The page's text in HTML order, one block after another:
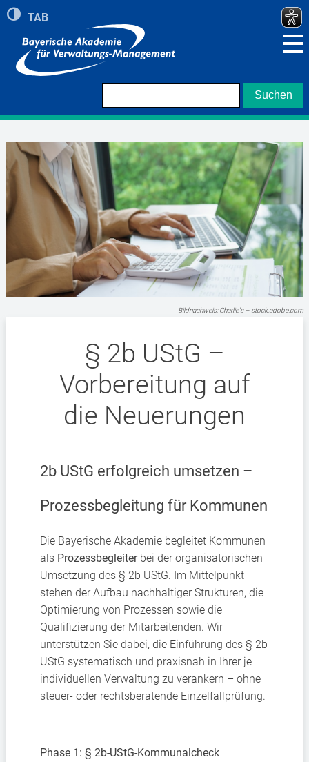
Umschalten auf hohe Kontraste
TAB
Zeigt roten Rand bei Navigation mit TAB Taste
Bildnachweis: Charlie's – stock.adobe.com
§ 2b UStG –
Vorbereitung auf
die Neuerungen
2b UStG erfolgreich umsetzen –
Prozessbegleitung für Kommunen
Die Bayerische Akademie begleitet Kommunen
als Prozessbegleiterbei der organisatorischen
Umsetzung des § 2b UStG. Im Mittelpunkt
stehen der Aufbau nachhaltiger Strukturen, die
Optimierung von Prozessen sowie die
Qualifizierung der Mitarbeitenden. Wir
unterstützen Sie dabei, die Einführung des § 2b
UStG systematisch und praxisnah in Ihrer je
individuellen Verwaltung zu verankern – ohne
steuer- oder rechtsberatende Einzelfallprüfung.
Phase 1: § 2b-UStG-Kommunalcheck